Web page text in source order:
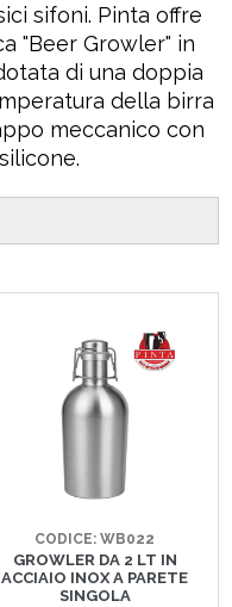
sifoni. Pinta offre
"Beer Growler" in
di una doppia
della birra
meccanico con
CODICE: WB022
GROWLER DA 2 LT IN
ACCIAIO INOX A PARETE
SINGOLA